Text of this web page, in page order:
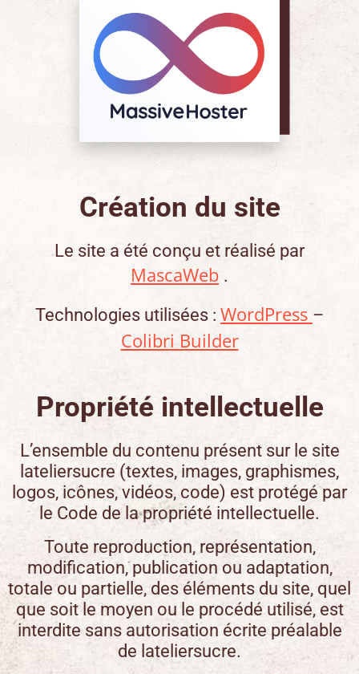
Création du site
Le site a été conçu et réalisé par
MascaWeb .
Technologies utilisées : WordPress –
Colibri Builder
Propriété intellectuelle
L’ensemble du contenu présent sur le site
lateliersucre (textes, images, graphismes,
logos, icônes, vidéos, code) est protégé par
le Code de la propriété intellectuelle.
Toute reproduction, représentation,
modification, publication ou adaptation,
totale ou partielle, des éléments du site, quel
que soit le moyen ou le procédé utilisé, est
interdite sans autorisation écrite préalable
de lateliersucre.